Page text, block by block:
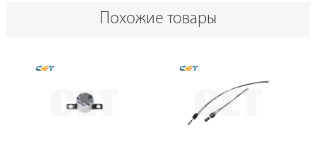
Похожие товары